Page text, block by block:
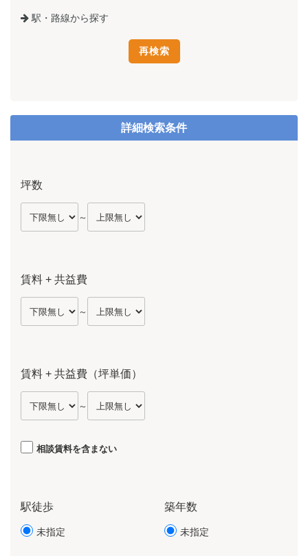
駅・路線から探す
詳細検索条件
坪数
～
賃料 + 共益費
～
賃料 + 共益費（坪単価）
～
相談賃料を含まない
駅徒歩
未指定
築年数
未指定